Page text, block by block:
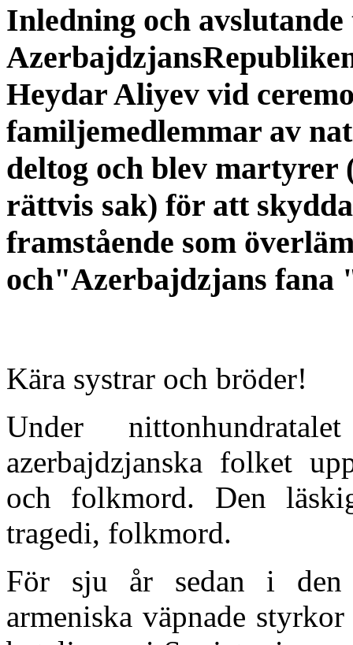
Inledning och avslutande
Heydar Aliyev vid
familjemedlemmar av
deltog och blev martyrer
rättvis sak) för att
framstående som
och"Azerbajdzjans fana
Kära systrar och bröder!
Under
azerbajdzjanska folket
och folkmord. Den
tragedi, folkmord.
För sju år sedan i den
armeniska väpnade